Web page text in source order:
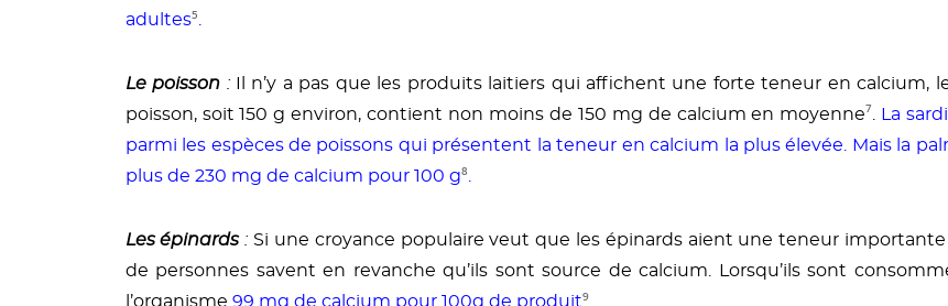
adultes⁵
Le poisson : Il n’y a pas que les produits laitiers qui affichent une forte teneur en calcium,
poisson, soit 150 g environ, contient non moins de 150 mg de calcium en moyenne⁷ La
parmi les espèces de poissons qui présentent la teneur en calcium la plus élevée. Mais la
plus de 230 mg de calcium pour 100 g⁸
Les épinards: Si une croyance populaire veut que les épinards aient une teneur importante
de personnes savent en revanche qu’ils sont source de calcium. Lorsqu’ils sont
l’organisme 99 mg de calcium pour 100g de produit⁹.